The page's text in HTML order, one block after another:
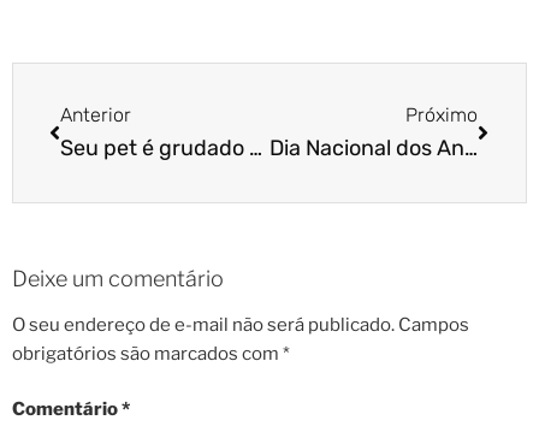
Anterior
Seu pet é grudado em você ou é mais independente?
Próximo
Dia Nacional dos Animais – 14 de março
Deixe um comentário
O seu endereço de e-mail não será publicado. Campos
obrigatórios são marcados com *
Comentário*